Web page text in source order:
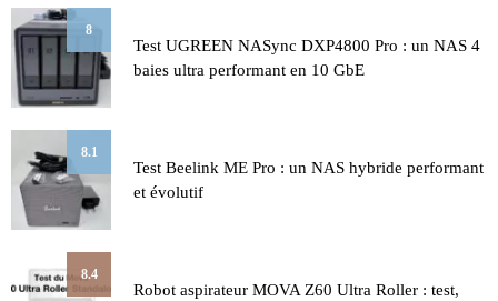
8
Test UGREEN NASync DXP4800 Pro : un NAS 4
baies ultra performant en 10 GbE
8.1
Test Beelink ME Pro : un NAS hybride performant
et évolutif
8.4
Robot aspirateur MOVA Z60 Ultra Roller : test,